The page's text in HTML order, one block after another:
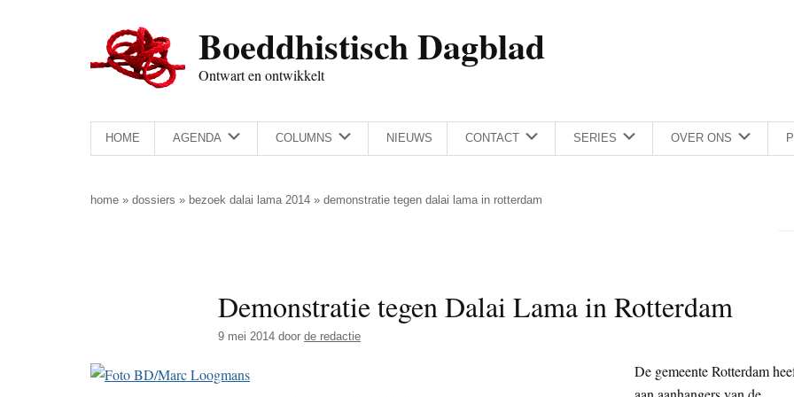
Boeddhistisch Dagblad
Ontwart en ontwikkelt
HOME AGENDA COLUMNS NIEUWS CONTACT SERIES OVER ONS
home » dossiers » bezoek dalai lama 2014 » demonstratie tegen dalai lama in rotterdam
Demonstratie tegen Dalai Lama in Rotterdam
9 mei 2014 door de redactie
De gemeente Rotterdam